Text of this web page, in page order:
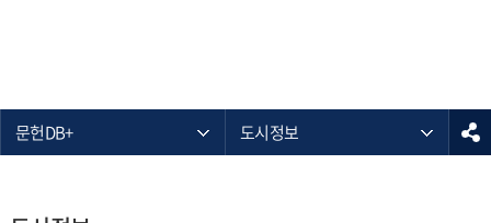
문헌DB+ 도시정보